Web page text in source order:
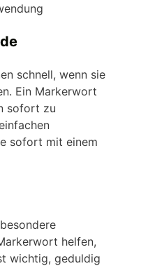
schnell, wenn sie
Ein Markerwort
sofort zu
sofort mit einem
helfen,
wichtig, geduldig